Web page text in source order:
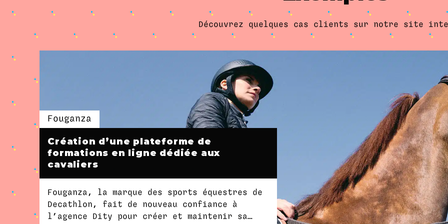
Découvrez quelques cas clients sur notre site
Fouganza
Création d’une plateforme de
formations en ligne dédiée aux
cavaliers
Fouganza, la marque des sports équestres de
Decathlon, fait de nouveau confiance à
l’agence Dity pour créer et maintenir sa